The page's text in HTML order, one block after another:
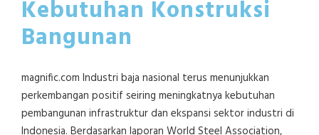
Kebutuhan Konstruksi
Bangunan
magnific.com Industri baja nasional terus menunjukkan
perkembangan positif seiring meningkatnya kebutuhan
pembangunan infrastruktur dan ekspansi sektor industri di
Indonesia. Berdasarkan laporan World Steel Association,